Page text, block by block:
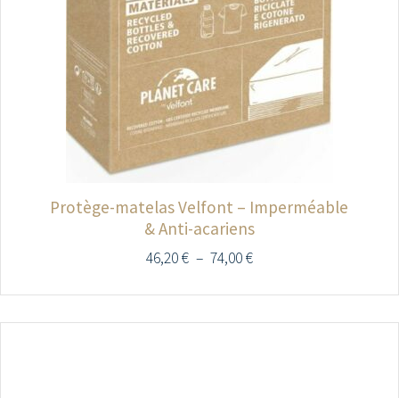
Protège-matelas Velfont – Imperméable
& Anti-acariens
46,20€ – 74,00€